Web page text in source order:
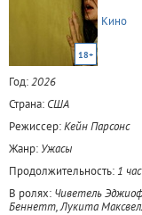
18+
Кино
Год:2026
Страна: США
Режиссер:Кейн Парсонс
Жанр: Ужасы
Продолжительность: 1
В ролях: Чиветель
Беннетт, Лукита